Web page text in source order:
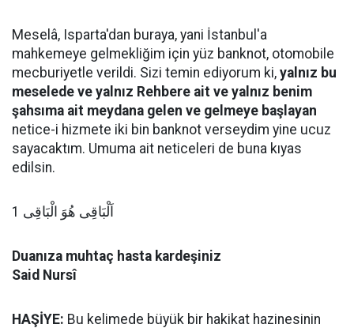
Meselâ, Isparta'dan buraya, yani İstanbul'a
mahkemeye gelmekliğim için yüz banknot, otomobile
mecburiyetle verildi. Sizi temin ediyorum ki, yalnız bu
meselede ve yalnız Rehbere ait ve yalnız benim
şahsıma ait meydana gelen ve gelmeye başlayan
netice-i hizmete iki bin banknot verseydim yine ucuz
sayacaktım. Umuma ait neticeleri de buna kıyas
edilsin.
اَلْبَاقِى هُوَ الْبَاقِى 1
Duanıza muhtaç hasta kardeşiniz
Said Nursî
HAŞİYE: Bu kelimede büyük bir hakikat hazinesinin